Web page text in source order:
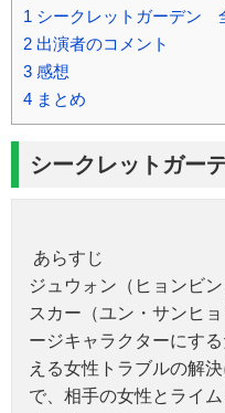
1 シークレットガーデン
2 出演者のコメント
3 感想
4 まとめ
シークレットガ
あらすじ
ジュウォン（ヒョンビ
スカー（ユン・サンヒ
ージキャラクターにす
える女性トラブルの解
で、相手の女性とライ